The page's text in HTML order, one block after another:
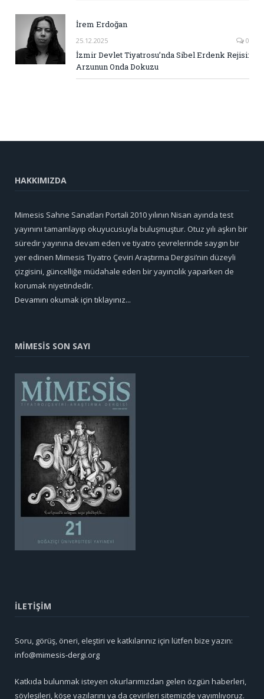
İrem Erdoğan
25.12.2025 0
İzmir Devlet Tiyatrosu’nda Sibel Erdenk Rejisi:
Arzunun Onda Dokuzu
HAKKIMIZDA
Mimesis Sahne Sanatları Portali 2010 yılının Nisan ayında test
yayınını tamamlayıp okuyucusuyla buluşmuştur. Otuz yılı aşkın bir
süredir yayınına devam eden ve tiyatro çevrelerinde saygın bir
yer edinen Mimesis Tiyatro Çeviri Araştırma Dergisi’nin düzeyli
çizgisini, güncelliğe müdahale eden bir yayıncılık yaparken de
korumak niyetindedir.
Devamını okumak için tıklayınız...
MİMESİS SON SAYI
İLETİŞİM
Soru, görüş, öneri, eleştiri ve katkılarınız için lütfen bize yazın:
info@mimesis-dergi.org
Katkıda bulunmak isteyen okurlarımızdan gelen özgün haberleri,
söyleşileri, köşe yazılarını ya da çevirileri sitemizde yayımlıyoruz.